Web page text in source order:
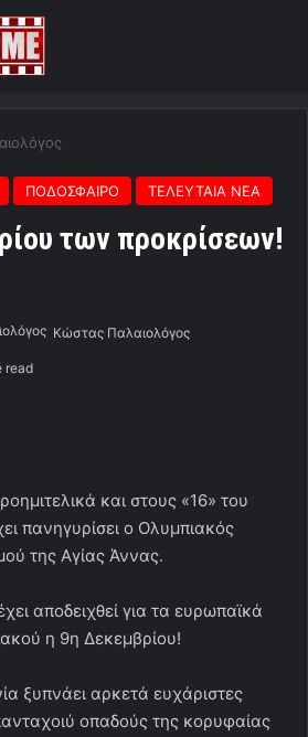
ΠΟΔΟΣΦΑΙΡΟ ΤΕΛΕΥΤΑΙΑ ΝΕΑ
των προκρίσεων!
Κώστας Παλαιολόγος
read
και στους «16» του
πανηγυρίσει ο Ολυμπιακός
της Αγίας Άννας.
αποδειχθεί για τα ευρωπαϊκά
η 9η Δεκεμβρίου!
ξυπνάει αρκετά ευχάριστες
οπαδούς της κορυφαίας